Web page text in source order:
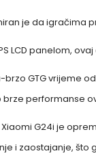
je da igračima
LCD panelom,
GTG vrijeme
performanse
G24i je
i zaostajanje,